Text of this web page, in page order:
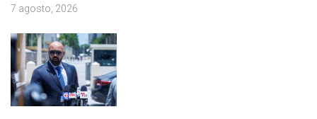
7 agosto, 2026